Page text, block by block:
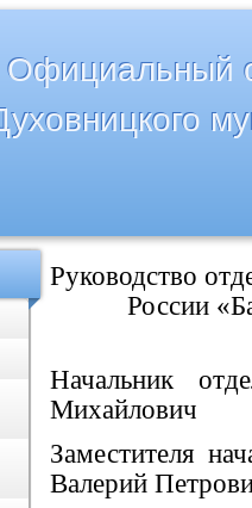
Официальный
Руководство
России
Начальник
Михайлович
Заместителя
Валерий